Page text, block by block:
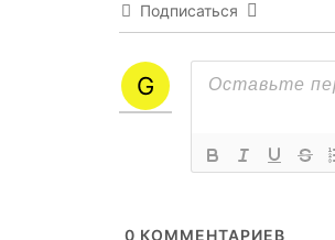
Подписаться
0 КОММЕНТАРИЕВ